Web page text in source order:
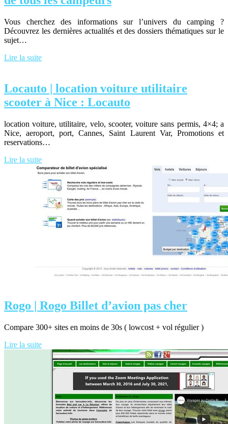
Vous cherchez des informations sur l’univers du camping ?
Découvrez les dernières actualités et des dossiers thématiques sur le
sujet…
Lire la suite
Locauto | location voiture utilitaire
scooter à Nice : Locauto
location voiture, utilitaire, velo, scooter, voiture sans permis, 4×4; a
Nice, aeroport, port, Cannes, Saint Laurent Var, Promotions et
reservations…
Lire la suite
Rogo | Rogo Billet d’avion pas cher
Compare 300+ sites en moins de 30s ( lowcost + vol régulier )
Lire la suite